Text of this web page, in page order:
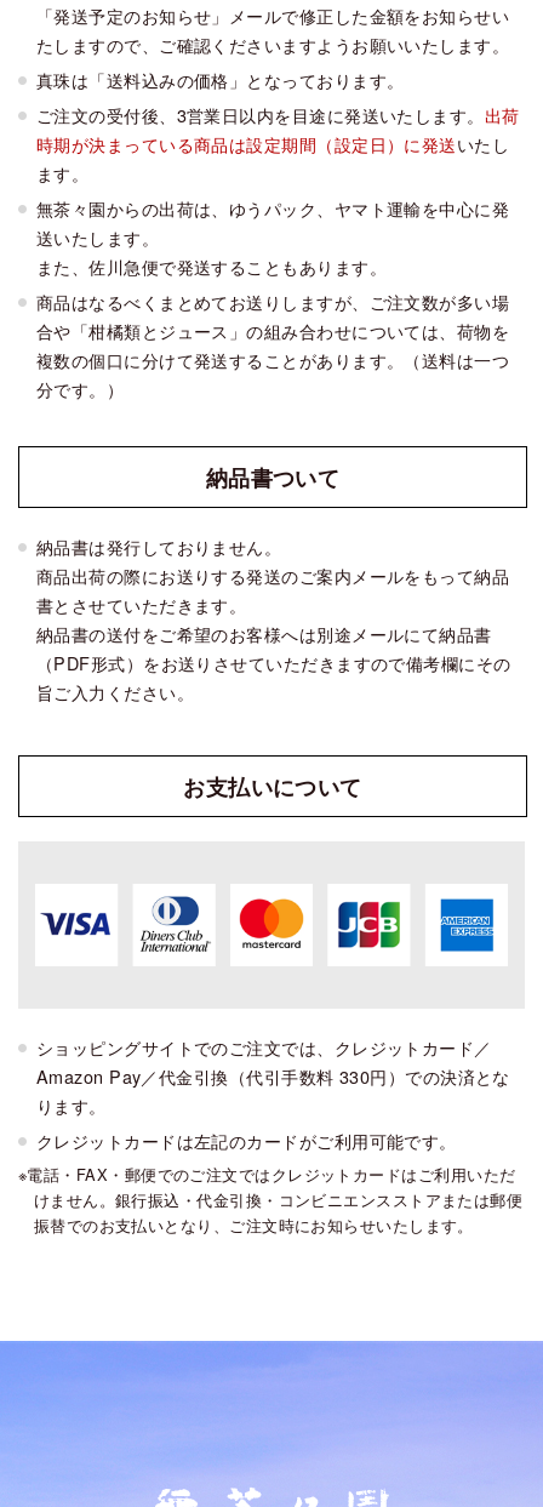
「発送予定のお知らせ」メールで修正した金額をお知らせい
たしますので、ご確認くださいますようお願いいたします。
真珠は「送料込みの価格」となっております。
ご注文の受付後、3営業日以内を目途に発送いたします。 出荷
時期が決まっている商品は設定期間（設定日）に発送いたし
ます。
無茶々園からの出荷は、ゆうパック、ヤマト運輸を中心に発
送いたします。
また、佐川急便で発送することもあります。
商品はなるべくまとめてお送りしますが、ご注文数が多い場
合や「柑橘類とジュース」の組み合わせについては、荷物を
複数の個口に分けて発送することがあります。（送料は一つ
分です。）
納品書ついて
納品書は発行しておりません。
商品出荷の際にお送りする発送のご案内メールをもって納品
書とさせていただきます。
納品書の送付をご希望のお客様へは別途メールにて納品書
（PDF形式）をお送りさせていただきますので備考欄にその
旨ご入力ください。
お支払いについて
ショッピングサイトでのご注文では、クレジットカード／
Amazon Pay／代金引換（代引手数料 330円）での決済とな
ります。
クレジットカードは左記のカードがご利用可能です。
電話・FAX・郵便でのご注文ではクレジットカードはご利用いただ
けません。銀行振込・代金引換・コンビニエンスストアまたは郵便
振替でのお支払いとなり、ご注文時にお知らせいたします。